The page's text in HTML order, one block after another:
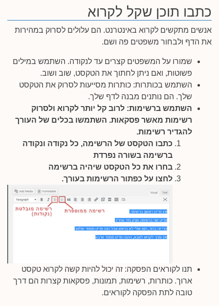
כתבו תוכן שקל לקרוא
אנשים מתקשים לקרוא באינטרנט. הם עלולים לסרוק במהירות
את הדף ולבחור משפטים פה ושם.
שמורו על המשפטים קצרים עד לנקודה. השתמש במילים
פשוטות, ואם ניתן לחתוך את הטקסט, שוב ושוב.
השתמש בכותרות: כותרות מסייעות לסרוק את הטקסט
שלך. הם נותנים מבנה לדף שלך.
השתמש ברשימות: לרוב קל יותר לקרוא ולסרוק
רשימות מאשר פסקאות. השתמשו בכלים של העורך
להגדיר רשימות.
כתבו הטקסט של הרשימה, כל נקודה ונקודה
ברשימה בשורה נפרדת
בחרו את כל הטקסט שיהיה ברשימה
לחצו על כפתור הרשימות בעורך.
תנו לקוראים הפסקה: זה יכול להיות קשה לקרוא טקסט
ארוך. כותרות, רשימות, תמונות, פסקאות קצרות הם דרך
טובה לתת הפסקה לקוראים.